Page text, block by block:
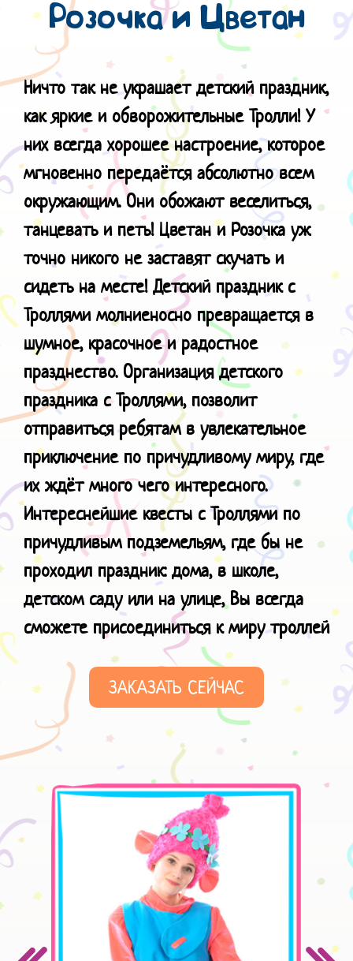
Розочка и Цветан
Ничто так не украшает детский праздник,
как яркие и обворожительные Тролли! У
них всегда хорошее настроение, которое
мгновенно передаётся абсолютно всем
окружающим. Они обожают веселиться,
танцевать и петь! Цветан и Розочка уж
точно никого не заставят скучать и
сидеть на месте! Детский праздник с
Троллями молниеносно превращается в
шумное, красочное и радостное
празднество. Организация детского
праздника с Троллями, позволит
отправиться ребятам в увлекательное
приключение по причудливому миру, где
их ждёт много чего интересного.
Интереснейшие квесты с Троллями по
причудливым подземельям, где бы не
проходил праздник: дома, в школе,
детском саду или на улице, Вы всегда
сможете присоединиться кмиру троллей
ЗАКАЗАТЬ СЕЙЧАС